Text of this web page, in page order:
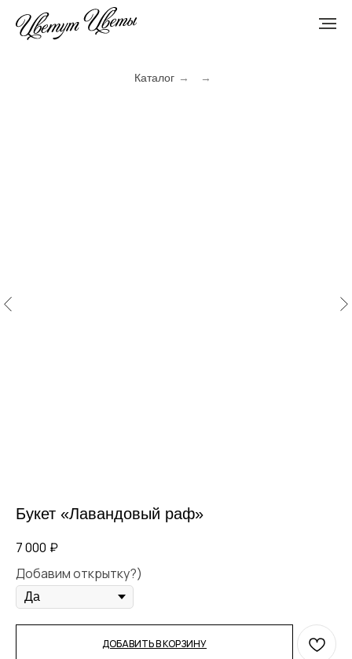
Каталог → →
Букет «Лавандовый раф»
7 000 ₽
Добавим открытку?)
ДОБАВИТЬ В КОРЗИНУ